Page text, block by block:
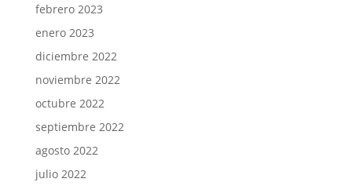
febrero 2023
enero 2023
diciembre 2022
noviembre 2022
octubre 2022
septiembre 2022
agosto 2022
julio 2022